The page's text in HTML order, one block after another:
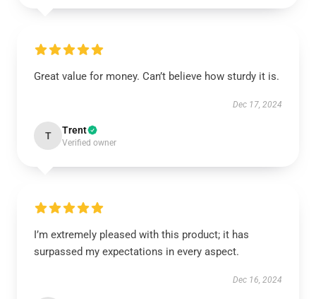
Great value for money. Can’t believe how sturdy it is.
Dec 17, 2024
T Trent
Verified owner
I’m extremely pleased with this product; it has
surpassed my expectations in every aspect.
Dec 16, 2024